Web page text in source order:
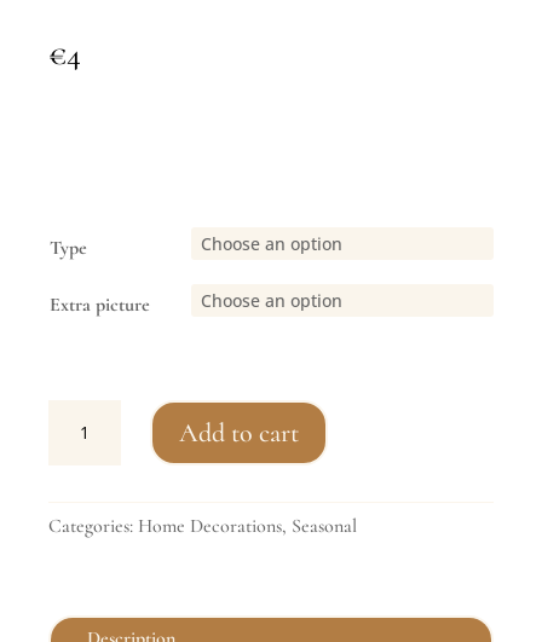
€4
Type
Extra picture
(Matte/Shiny)
Add to cart
Categories: Home Decorations, Seasonal